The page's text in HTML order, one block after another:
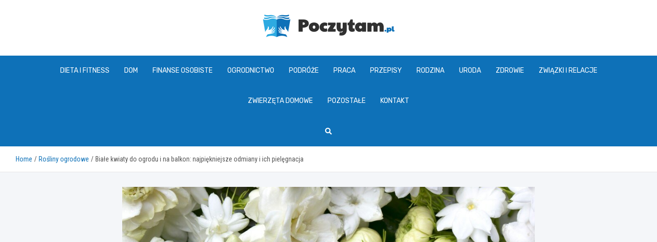
poczytam.pl
DIETA I FITNESS DOM FINANSE OSOBISTE OGRODNICTWO PODRÓŻE PRACA PRZEPISY RODZINA URODA ZDROWIE ZWIĄZKI I RELACJE
ZWIERZĘTA DOMOWE POZOSTAŁE KONTAKT
Home Rośliny ogrodowe Białe kwiaty do ogrodu i na balkon: najpiękniejsze odmiany i ich pielęgnacja